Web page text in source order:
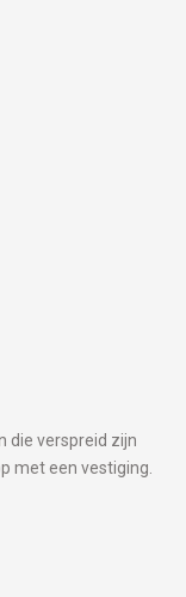
die verspreid zijn
met een vestiging.